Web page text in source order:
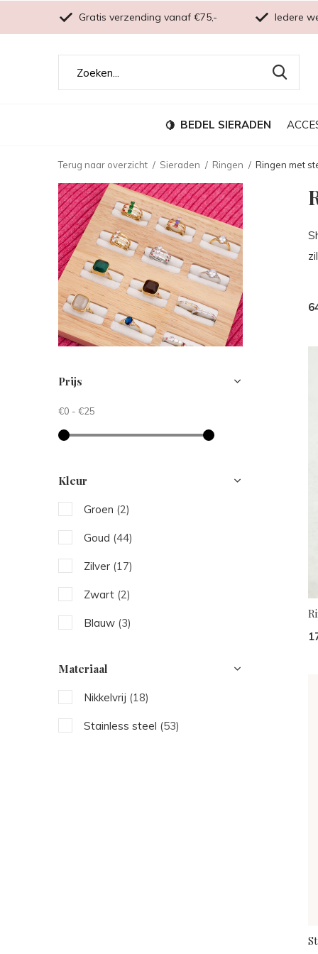
BEDEL SIERADEN
Gratis verzending vanaf €75,- Iedere
Terug naar overzicht Sieraden Ringen Ringen met
Prijs
€0 - €25
Kleur
Groen (2)
Goud (44)
Zilver (17)
Zwart (2)
Blauw (3)
Materiaal
Nikkelvrij (18)
Stainless steel (53)